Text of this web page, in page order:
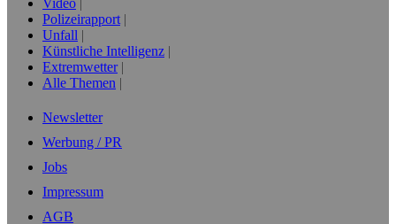
Video
Polizeirapport
Unfall
Künstliche Intelligenz
Extremwetter
Alle Themen
Newsletter
Werbung / PR
Jobs
Impressum
AGB